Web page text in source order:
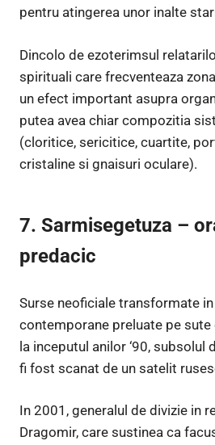
pentru atingerea unor inalte
Dincolo de ezoterimsul
spirituali care frecventeaza
un efect important asupra
putea avea chiar compozitia
(cloritice, sericitice, cuartite,
cristaline si gnaisuri oculare).
7. Sarmisegetuza –
predacic
Surse neoficiale transformate
contemporane preluate pe
la inceputul anilor ‘90, subsolul
fi fost scanat de un satelit
In 2001, generalul de divizie in
Dragomir, care sustinea ca